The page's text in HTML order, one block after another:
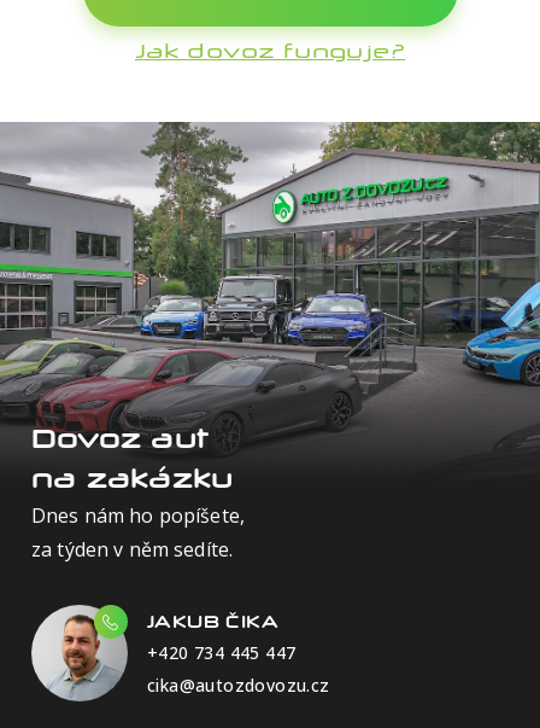
Škoda
Volkswagen
Volvo
Jak dovoz funguje?
Dovoz aut
na zakázku
Dnes nám ho popíšete,
za týden v něm sedíte.
JAKUB ČIKA
+420 734 445 447
cika@autozdovozu.cz